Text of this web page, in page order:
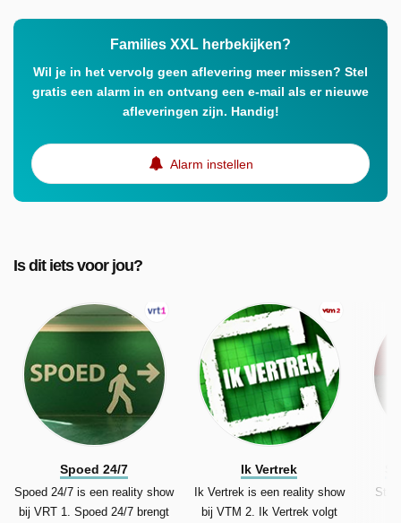
huishouden zorgt terwijl moeder Vicky werkt en studeert.
Families XXL herbekijken?
Wil je in het vervolg geen aflevering meer missen? Stel
gratis een alarm in en ontvang een e-mail als er nieuwe
afleveringen zijn. Handig!
Alarm instellen
Is dit iets voor jou?
Spoed 24/7
Spoed 24/7 is een reality show
bij VRT 1. Spoed 24/7 brengt
Ik Vertrek
Ik Vertrek is een reality show
bij VTM 2. Ik Vertrek volgt